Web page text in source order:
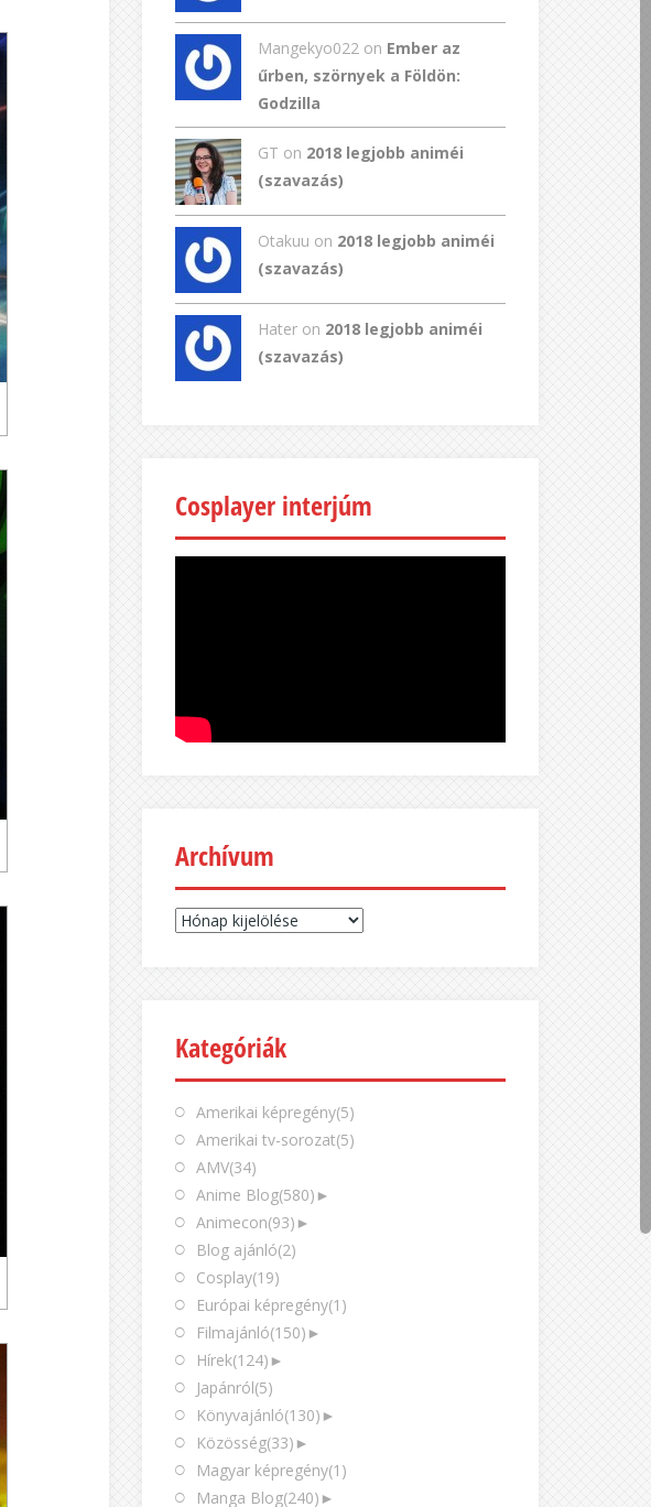
Mangekyo022 on Ember az
űrben, szörnyek a Földön:
Godzilla
GT on 2018 legjobb animéi
(szavazás)
Otakuu on 2018 legjobb animéi
(szavazás)
Hater on 2018 legjobb animéi
(szavazás)
Cosplayer interjúm
Archívum
Archívum
Kategóriák
Amerikai képregény(5)
Amerikai tv-sorozat(5)
AMV(34)
Anime Blog(580) ►
Animecon(93) ►
Blog ajánló(2)
Cosplay(19)
Európai képregény(1)
Filmajánló(150) ►
Hírek(124) ►
Japánról(5)
Könyvajánló(130) ►
Közösség(33) ►
Magyar képregény(1)
Manga Blog(240) ►